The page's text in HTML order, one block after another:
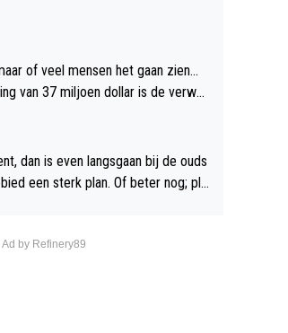
of veel mensen het gaan zien...
van 37 miljoen dollar is de verwa
dan is even langsgaan bij de ouds
plan. Of beter nog; pla
by Refinery89